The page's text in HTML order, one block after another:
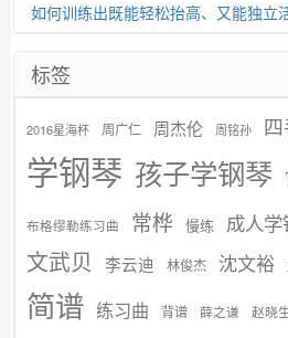
如何训练出既能轻松抬高、又能独立
标签
2016星海杯 周广仁 周杰伦 周铭孙
学钢琴 孩子学钢琴
布格缪勒练习曲 常桦 慢练 成人
文武贝 李云迪 林俊杰 沈文裕
简谱 练习曲 背谱 薛之谦 赵晓